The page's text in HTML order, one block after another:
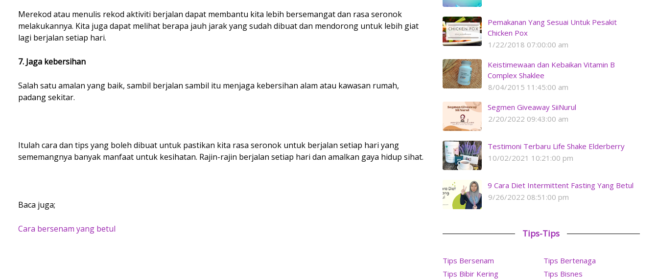
Merekod atau menulis rekod aktiviti berjalan dapat membantu kita lebih bersemangat dan rasa seronok
melakukannya. Kita juga dapat melihat berapa jauh jarak yang sudah dibuat dan mendorong untuk lebih giat
lagi berjalan setiap hari.
7. Jaga kebersihan
Salah satu amalan yang baik, sambil berjalan sambil itu menjaga kebersihan alam atau kawasan rumah,
padang sekitar.
Itulah cara dan tips yang boleh dibuat untuk pastikan kita rasa seronok untuk berjalan setiap hari yang
sememangnya banyak manfaat untuk kesihatan. Rajin-rajin berjalan setiap hari dan amalkan gaya hidup sihat.
Baca juga;
Cara bersenam yang betul
Pemakanan Yang Sesuai Untuk Pesakit
Chicken Pox
1/22/2018 07:00:00 am
Keistimewaan dan Kebaikan Vitamin B
Complex Shaklee
8/04/2015 11:45:00 am
Segmen Giveaway SiiNurul
2/20/2022 09:43:00 am
Testimoni Terbaru Life Shake Elderberry
10/02/2021 10:21:00 pm
9 Cara Diet Intermittent Fasting Yang Betul
9/26/2022 08:51:00 pm
Tips-Tips
Tips Bersenam
Tips Bertenaga
Tips Bibir Kering
Tips Bisnes